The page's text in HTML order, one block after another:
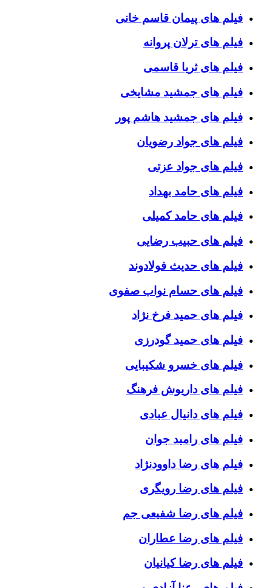
فیلم های پیمان قاسم خانی
فیلم های ترلان پروانه
فیلم های ثریا قاسمی
فیلم های جمشید مشایخی
فیلم های جمشید هاشم پور
فیلم های جواد رضویان
فیلم های جواد عزتی
فیلم های حامد بهداد
فیلم های حامد کمیلی
فیلم های حبیب رضایی
فیلم های حدیث فولادوند
فیلم های حسام نواب صفوی
فیلم های حمید فرخ نژاد
فیلم های حمید گودرزی
فیلم های خسرو شکیبایی
فیلم های داریوش فرهنگ
فیلم های دانیال عبادی
فیلم های رامبد جوان
فیلم های رضا داوودنژاد
فیلم های رضا رویگری
فیلم های رضا شفیعی جم
فیلم های رضا عطاران
فیلم های رضا کیانیان